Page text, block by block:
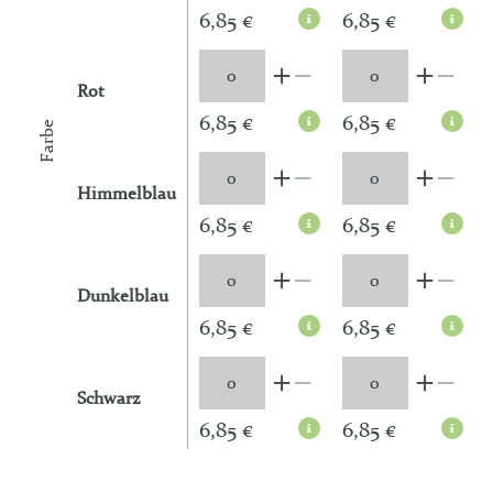
Farbe
6,85 € 6,85 €
Rot
6,85 € 6,85 €
Himmelblau
6,85 € 6,85 €
Dunkelblau
6,85 € 6,85 €
Schwarz
6,85 € 6,85 €